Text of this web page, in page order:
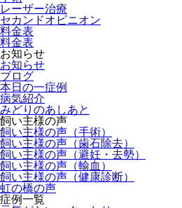
レーザー治療
セカンドオピニオン
料金表
料金表
お知らせ
お知らせ
ブログ
本日の一症例
病気紹介
みどりのあしあと
飼い主様の声
飼い主様の声（手術）
飼い主様の声（歯石除去）
飼い主様の声（避妊・去勢）
飼い主様の声（輸血）
飼い主様の声（健康診断）
虹の橋の声
症例一覧